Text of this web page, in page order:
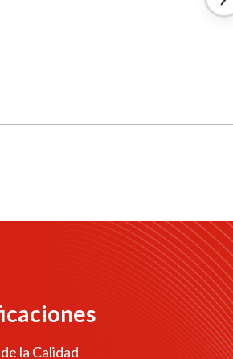
la Calidad